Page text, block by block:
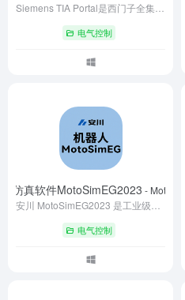
电气控制
仿真软件MotoSimEG2023 -
电气控制
SINAMICS V90 的驱动